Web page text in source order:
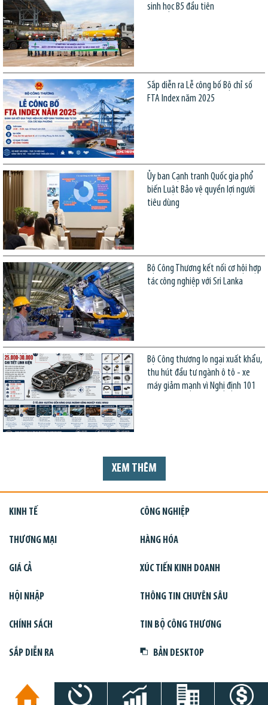
sinh học B5 đầu tiên
Sắp diễn ra Lễ công bố Bộ chỉ số
FTA Index năm 2025
Ủy ban Cạnh tranh Quốc gia phổ
biến Luật Bảo vệ quyền lợi người
tiêu dùng
Bộ Công Thương kết nối cơ hội hợp
tác công nghiệp với Sri Lanka
Bộ Công thương lo ngại xuất khẩu,
thu hút đầu tư ngành ô tô - xe
máy giảm mạnh vì Nghị định 101
XEM THÊM
KINH TẾ CÔNG NGHIỆP
THƯƠNG MẠI HÀNG HÓA
GIÁ CẢ XÚC TIẾN KINH DOANH
HỘI NHẬP THÔNG TIN CHUYÊN SÂU
CHÍNH SÁCH TIN BỘ CÔNG THƯƠNG
SẮP DIỄN RA BẢN DESKTOP